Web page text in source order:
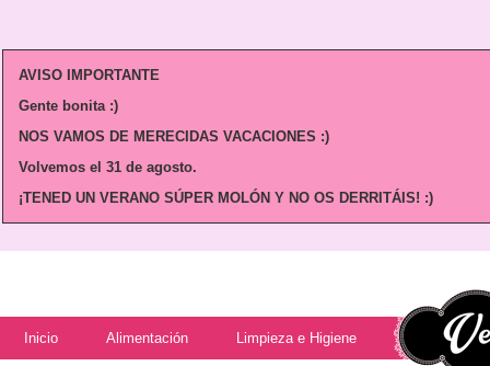
AVISO IMPORTANTE
Gente bonita :)
NOS VAMOS DE MERECIDAS VACACIONES :)
Volvemos el 31 de agosto.
¡TENED UN VERANO SÚPER MOLÓN Y NO OS DERRITÁIS! :)
Inicio Alimentación Limpieza e Higiene